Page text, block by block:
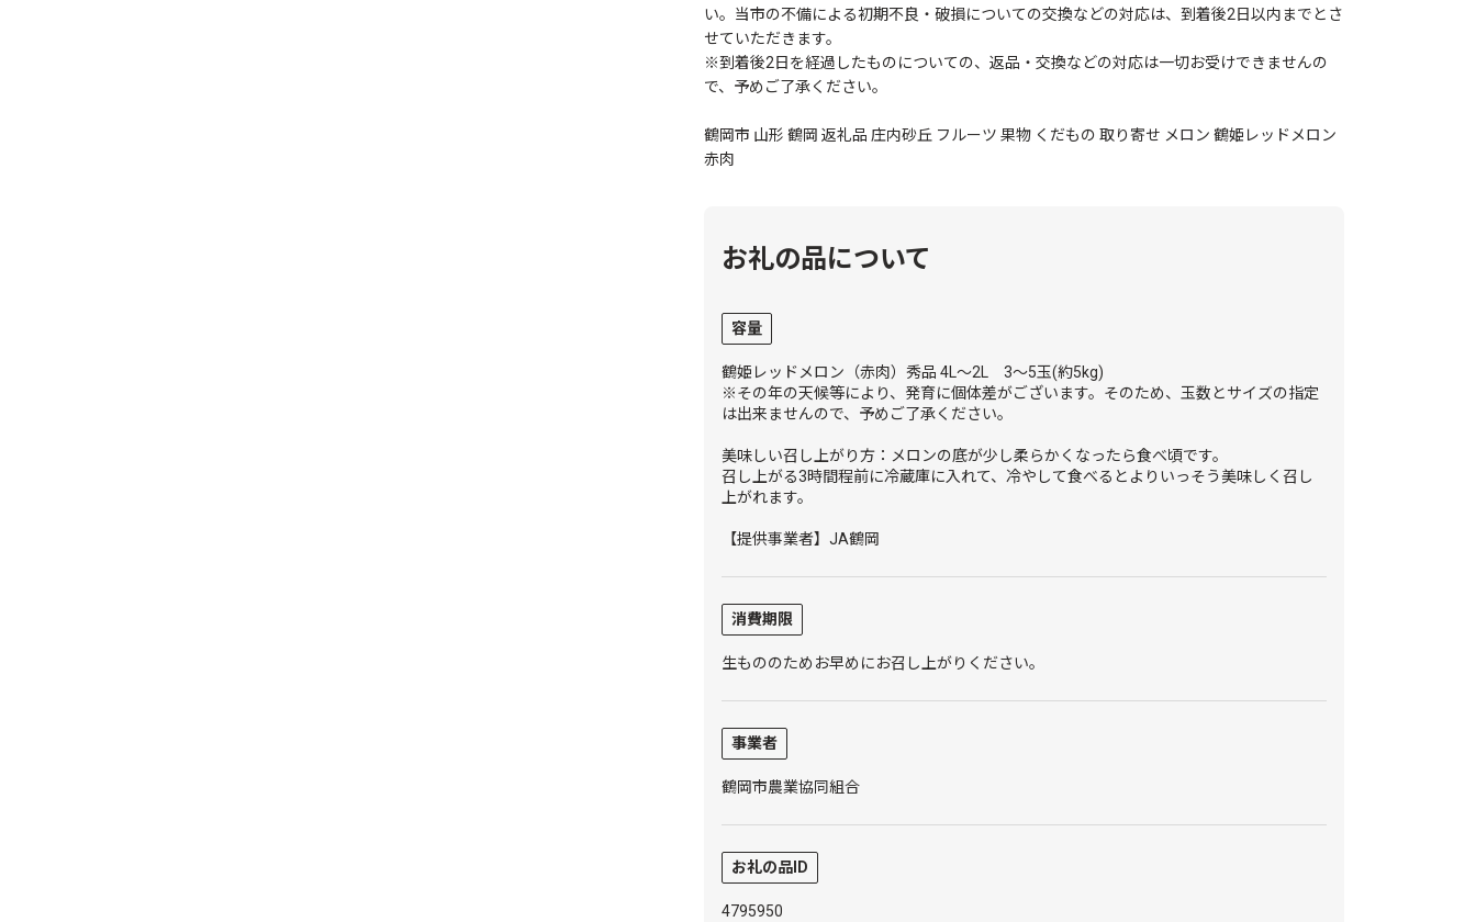
い。当市の不備による初期不良・破損についての交換などの対応は、到着後2日以内までとさ
せていただきます。
※到着後2日を経過したものについての、返品・交換などの対応は一切お受けできませんの
で、予めご了承ください。
鶴岡市 山形 鶴岡 返礼品 庄内砂丘 フルーツ 果物 くだもの 取り寄せ メロン 鶴姫レッドメロン
赤肉
お礼の品について
容量
鶴姫レッドメロン（赤肉）秀品 4L～2L 3～5玉(約5kg)
※その年の天候等により、発育に個体差がございます。そのため、玉数とサイズの指定
は出来ませんので、予めご了承ください。
美味しい召し上がり方：メロンの底が少し柔らかくなったら食べ頃です。
召し上がる3時間程前に冷蔵庫に入れて、冷やして食べるとよりいっそう美味しく召し
上がれます。
【提供事業者】JA鶴岡
消費期限
生もののためお早めにお召し上がりください。
事業者
鶴岡市農業協同組合
お礼の品ID
4795950